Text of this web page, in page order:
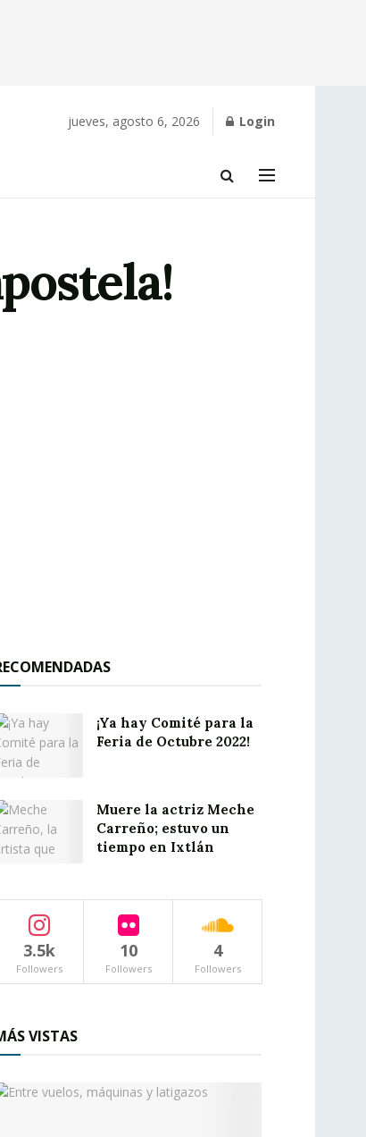
jueves, agosto 6, 2026 Login
¡Ya hay Comité para la
Feria de Octubre 2022!
Muere la actriz Meche
Carreño; estuvo un
tiempo en Ixtlán
3.5k
Followers
10
Followers
4
Followers
VISTAS